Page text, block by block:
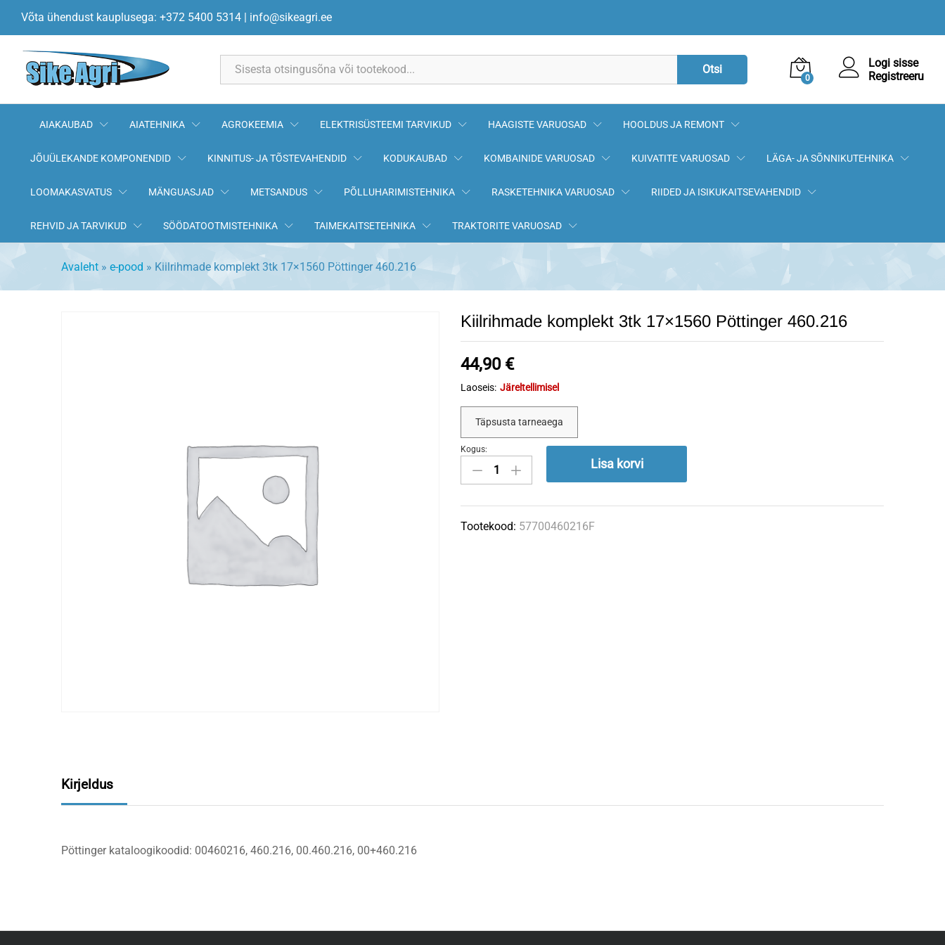
Võta ühendust kauplusega: +372 5400 5314 | info@sikeagri.ee
Otsi
0
Logi sisse
Registreeru
AIAKAUBAD AIATEHNIKA AGROKEEMIA ELEKTRISÜSTEEMI TARVIKUD HAAGISTE VARUOSAD HOOLDUS JA REMONT
JÕUÜLEKANDE KOMPONENDID KINNITUS- JA TÕSTEVAHENDID KODUKAUBAD KOMBAINIDE VARUOSAD KUIVATITE VARUOSAD LÄGA- JA SÕNNIKUTEHNIKA
LOOMAKASVATUS MÄNGUASJAD METSANDUS PÕLLUHARIMISTEHNIKA RASKETEHNIKA VARUOSAD RIIDED JA ISIKUKAITSEVAHENDID
REHVID JA TARVIKUD SÖÖDATOOTMISTEHNIKA TAIMEKAITSETEHNIKA TRAKTORITE VARUOSAD
Avaleht » e-pood » Kiilrihmade komplekt 3tk 17×1560 Pöttinger 460.216
Kiilrihmade komplekt 3tk 17×1560 Pöttinger 460.216
44,90 €
Laoseis: Järeltellimisel
Täpsusta tarneaega
Kiilrihmade
komplekt
17x1560
Pöttinger
Kogus:
Lisa korvi
Tootekood: 57700460216F
Kirjeldus
Pöttinger kataloogikoodid: 00460216, 460.216, 00.460.216, 00+460.216
Kirjeldus